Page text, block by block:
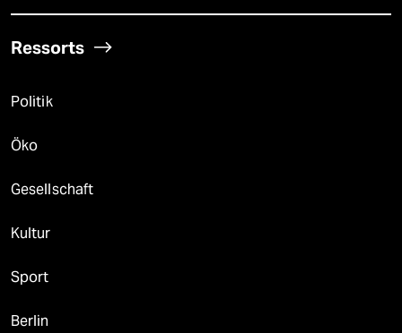
Ressorts
Politik
Öko
Gesellschaft
Kultur
Sport
Berlin